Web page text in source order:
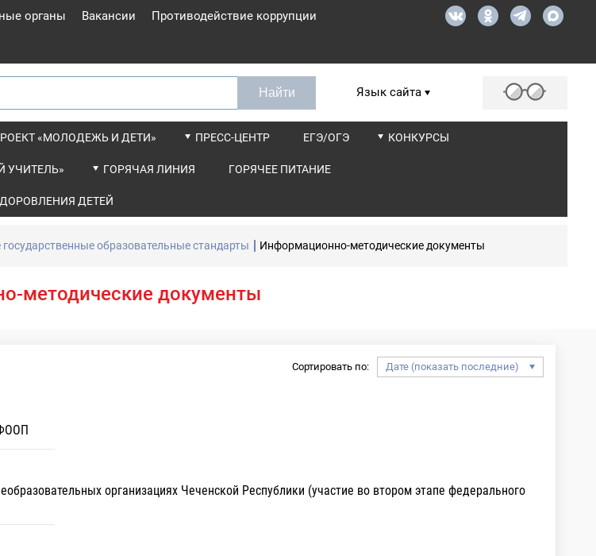
органы Вакансии Противодействие коррупции
Язык сайта
«МОЛОДЕЖЬ И ДЕТИ» ПРЕСС-ЦЕНТР ЕГЭ/ОГЭ КОНКУРСЫ
УЧИТЕЛЬ» ГОРЯЧАЯ ЛИНИЯ ГОРЯЧЕЕ ПИТАНИЕ
ДЕТЕЙ
образовательные стандарты Информационно-методические документы
методические документы
Сортировать по:
организациях Чеченской Республики (участие во втором этапе федерального